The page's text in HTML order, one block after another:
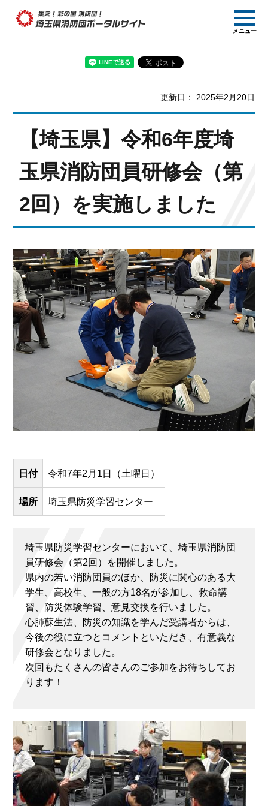
集え! 彩の国消防団!
埼玉県消防団ポー
タルサイト
メニュー
更新日： 2025年2月20日
【埼玉県】令和6年度埼
玉県消防団員研修会（第
2回）を実施しました
日付 令和7年2月1日（土曜日）
場所 埼玉県防災学習センター
埼玉県防災学習センターにおいて、埼玉県消防団
員研修会（第2回）を開催しました。
県内の若い消防団員のほか、防災に関心のある大
学生、高校生、一般の方18名が参加し、救命講
習、防災体験学習、意見交換を行いました。
心肺蘇生法、防災の知識を学んだ受講者からは、
今後の役に立つとコメントといただき、有意義な
研修会となりました。
次回もたくさんの皆さんのご参加をお待ちしてお
ります！